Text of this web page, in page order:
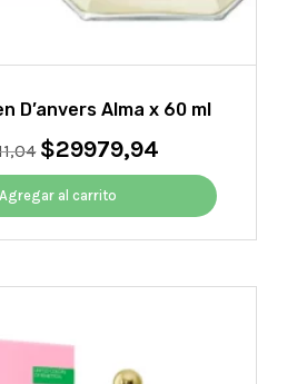
D’anvers Alma x 60 ml
El
precio
original
era:
$33311,04.
$29979,94
precio
es:
$29979,94.
Agregar al carrito